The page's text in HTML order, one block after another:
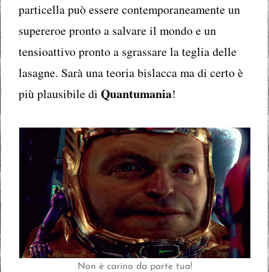
particella può essere contemporaneamente un
supereroe pronto a salvare il mondo e un
tensioattivo pronto a sgrassare la teglia delle
lasagne. Sarà una teoria bislacca ma di certo è
più plausibile diQuantumania!
Non è carino da parte tua!